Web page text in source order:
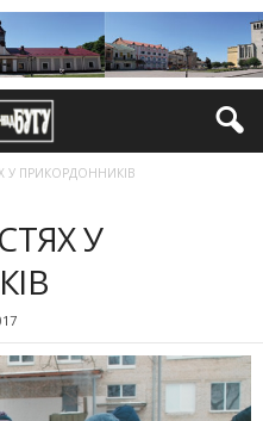
У ПРИКОРДОННИКІВ
У